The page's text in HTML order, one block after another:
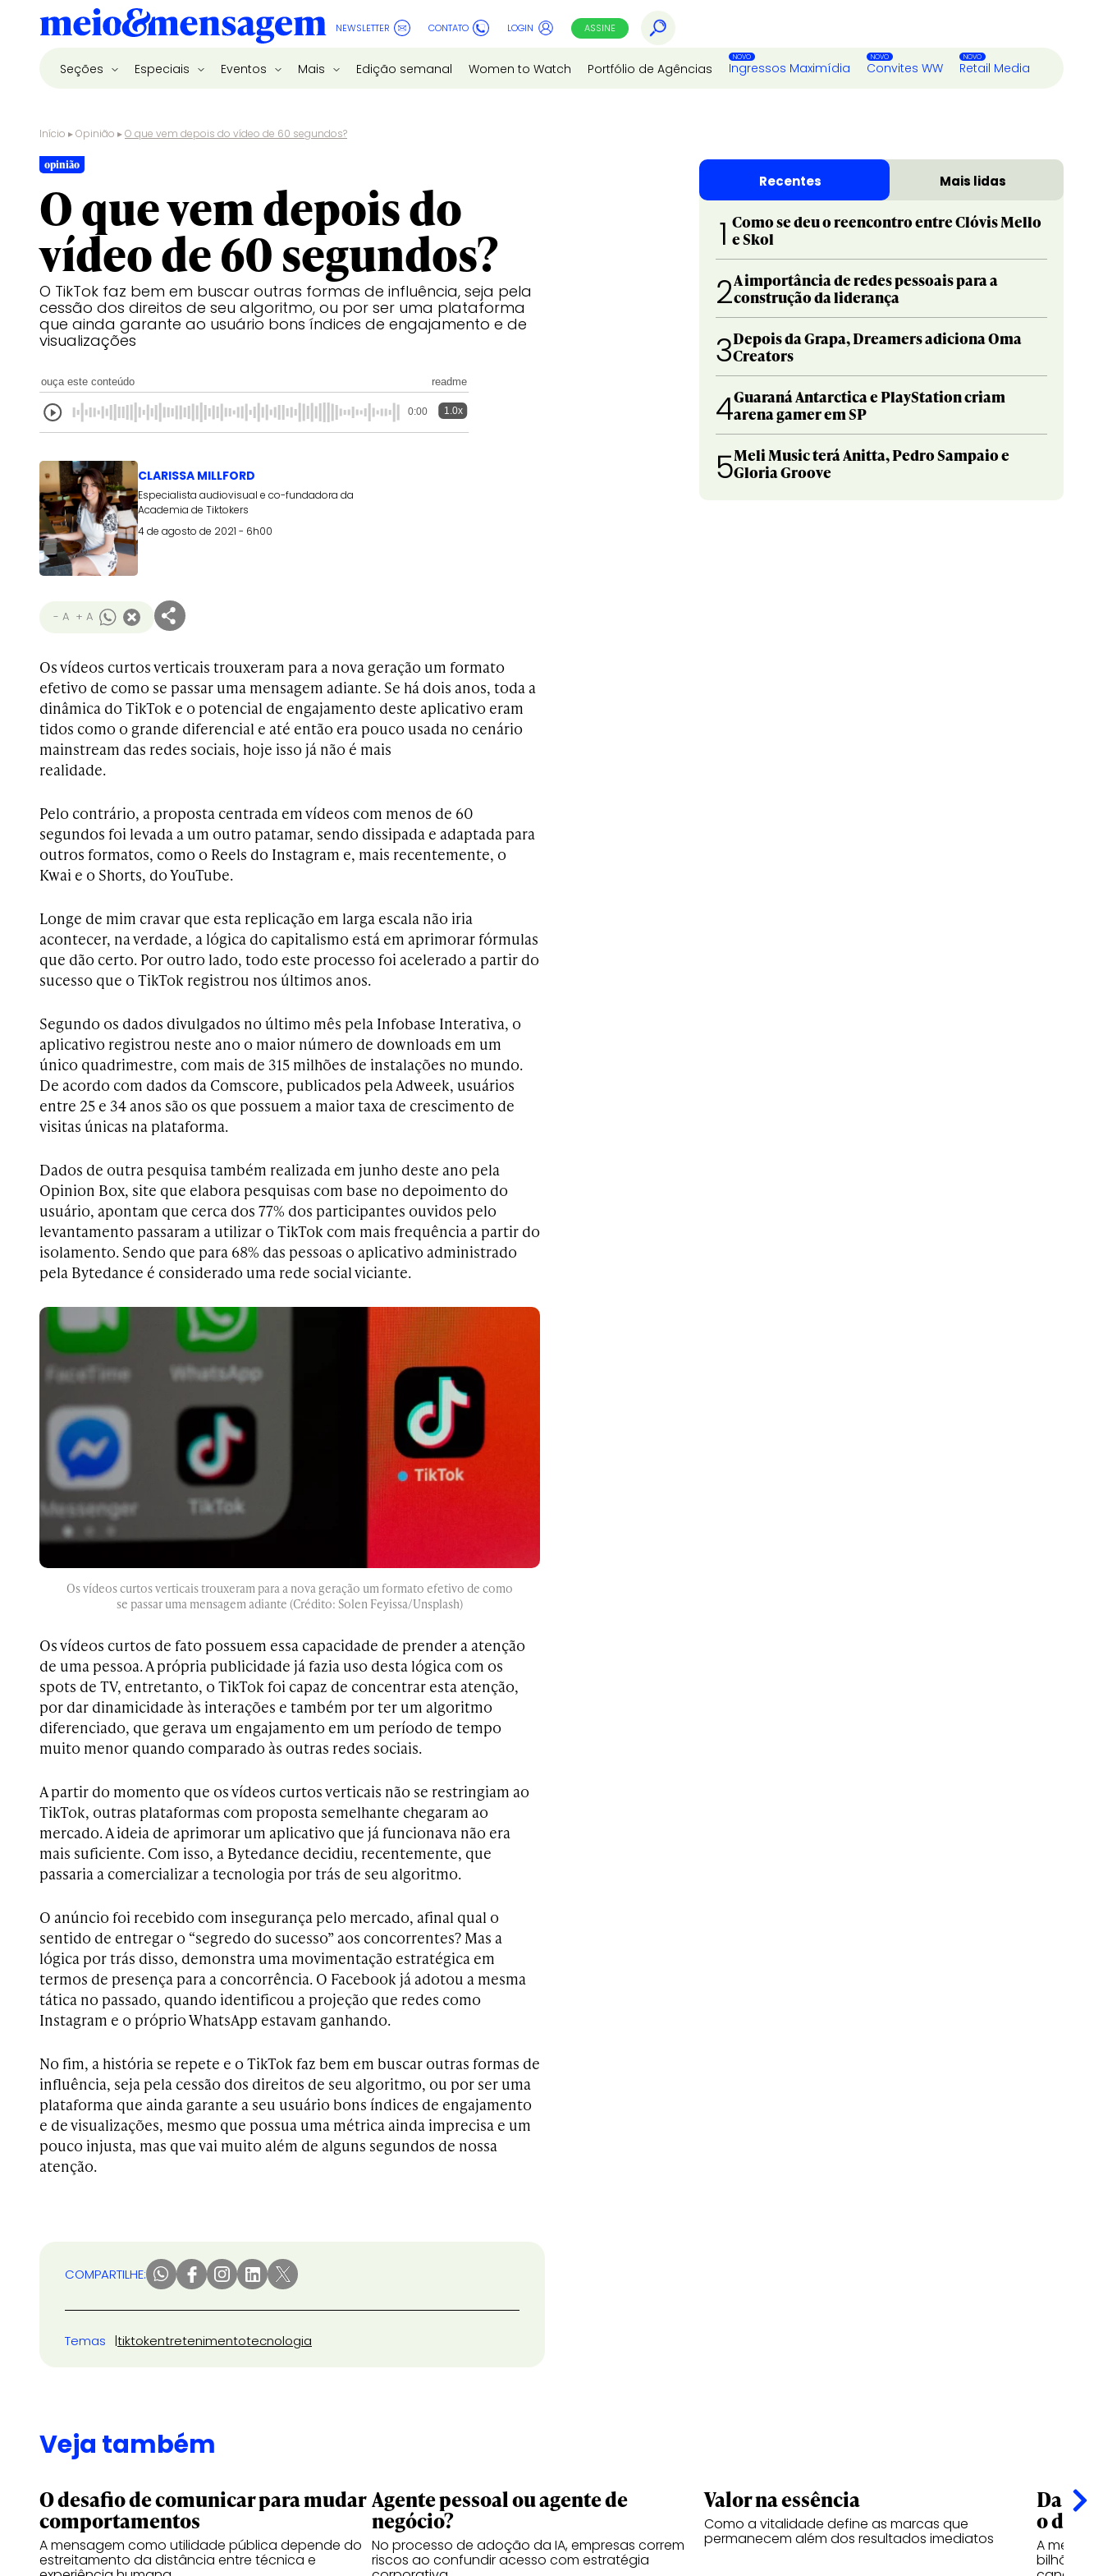
NEWSLETTER CONTATO LOGIN ASSINE
Seções Especiais Eventos Mais Edição semanal Women to Watch Portfólio de Agências Ingressos Maximídia Convites WW Retail Media
Início ▸Opinião ▸O que vem depois do vídeo de 60 segundos?
opinião
O que vem depois do
vídeo de 60 segundos?
O TikTok faz bem em buscar outras formas de influência, seja pela
cessão dos direitos de seu algoritmo, ou por ser uma plataforma
que ainda garante ao usuário bons índices de engajamento e de
visualizações
ouça este conteúdo readme
0:00 1.0x
CLARISSA MILLFORD
Especialista audiovisual e co-fundadora da
Academia de Tiktokers
4 de agosto de 2021 - 6h00
- A + A
Os vídeos curtos verticais trouxeram para a nova geração um formato
efetivo de como se passar uma mensagem adiante. Se há dois anos, toda a
dinâmica do TikTok e o potencial de engajamento deste aplicativo eram
tidos como o grande diferencial e até então era pouco usada no cenário
mainstream das redes sociais, hoje isso já não é mais
realidade.
Pelo contrário, a proposta centrada em vídeos com menos de 60
segundos foi levada a um outro patamar, sendo dissipada e adaptada para
outros formatos, como o Reels do Instagram e, mais recentemente, o
Kwai e o Shorts, do YouTube.
Longe de mim cravar que esta replicação em larga escala não iria
acontecer, na verdade, a lógica do capitalismo está em aprimorar fórmulas
que dão certo. Por outro lado, todo este processo foi acelerado a partir do
sucesso que o TikTok registrou nos últimos anos.
Segundo os dados divulgados no último mês pela Infobase Interativa, o
aplicativo registrou neste ano o maior número de downloads em um
único quadrimestre, com mais de 315 milhões de instalações no mundo.
De acordo com dados da Comscore, publicados pela Adweek, usuários
entre 25 e 34 anos são os que possuem a maior taxa de crescimento de
visitas únicas na plataforma.
Dados de outra pesquisa também realizada em junho deste ano pela
Opinion Box, site que elabora pesquisas com base no depoimento do
usuário, apontam que cerca dos 77% dos participantes ouvidos pelo
levantamento passaram a utilizar o TikTok com mais frequência a partir do
isolamento. Sendo que para 68% das pessoas o aplicativo administrado
pela Bytedance é considerado uma rede social viciante.
Os vídeos curtos verticais trouxeram para a nova geração um formato efetivo de como
se passar uma mensagem adiante (Crédito: Solen Feyissa/Unsplash)
Os vídeos curtos de fato possuem essa capacidade de prender a atenção
de uma pessoa. A própria publicidade já fazia uso desta lógica com os
spots de TV, entretanto, o TikTok foi capaz de concentrar esta atenção,
por dar dinamicidade às interações e também por ter um algoritmo
diferenciado, que gerava um engajamento em um período de tempo
muito menor quando comparado às outras redes sociais.
A partir do momento que os vídeos curtos verticais não se restringiam ao
TikTok, outras plataformas com proposta semelhante chegaram ao
mercado. A ideia de aprimorar um aplicativo que já funcionava não era
mais suficiente. Com isso, a Bytedance decidiu, recentemente, que
passaria a comercializar a tecnologia por trás de seu algoritmo.
O anúncio foi recebido com insegurança pelo mercado, afinal qual o
sentido de entregar o “segredo do sucesso” aos concorrentes? Mas a
lógica por trás disso, demonstra uma movimentação estratégica em
termos de presença para a concorrência. O Facebook já adotou a mesma
tática no passado, quando identificou a projeção que redes como
Instagram e o próprio WhatsApp estavam ganhando.
No fim, a história se repete e o TikTok faz bem em buscar outras formas de
influência, seja pela cessão dos direitos de seu algoritmo, ou por ser uma
plataforma que ainda garante a seu usuário bons índices de engajamento
e de visualizações, mesmo que possua uma métrica ainda imprecisa e um
pouco injusta, mas que vai muito além de alguns segundos de nossa
atenção.
COMPARTILHE:
Temas tiktokentretenimentotecnologia
Recentes Mais lidas
1 Como se deu o reencontro entre Clóvis Mello
e Skol
2A importância de redes pessoais para a
construção da liderança
3Depois da Grapa, Dreamers adiciona Oma
Creators
4Guaraná Antarctica e PlayStation criam
arena gamer em SP
5Meli Music terá Anitta, Pedro Sampaio e
Gloria Groove
Veja também
O desafio de comunicar para mudar
comportamentos
A mensagem como utilidade pública depende do
estreitamento da distância entre técnica e
Agente pessoal ou agente de
negócio?
No processo de adoção da IA, empresas correm
riscos ao confundir acesso com estratégia
Valor na essência
Como a vitalidade define as marcas que
permanecem além dos resultados imediatos
Da
o
A mesma
bilhões